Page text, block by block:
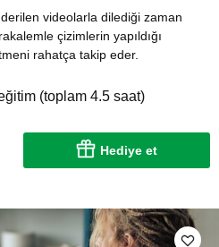
videolarla dilediği zaman
çizimlerin yapıldığı
rahatça takip eder.
(toplam 4.5 saat)
Hediye et